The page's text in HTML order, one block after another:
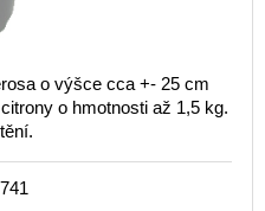
o výšce cca +- 25 cm
o hmotnosti až 1,5 kg.